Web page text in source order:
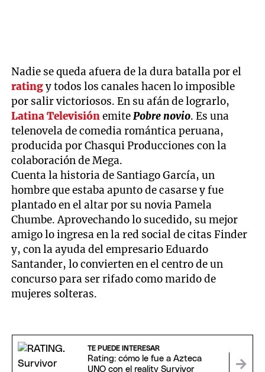
Nadie se queda afuera de la dura batalla por el
ratingy todos los canales hacen lo imposible
por salir victoriosos. En su afán de lograrlo,
LatinaTelevisiónemitePobre novio. Es una
telenovela de comedia romántica peruana,
producida por Chasqui Producciones con la
colaboración de Mega.
Cuenta la historia de Santiago García, un
hombre que estaba apunto de casarse y fue
plantado en el altar por su novia Pamela
Chumbe. Aprovechando lo sucedido, su mejor
amigo lo ingresa en la red social de citas Finder
y, con la ayuda del empresario Eduardo
Santander, lo convierten en el centro de un
concurso para ser rifado como marido de
mujeres solteras.
TE PUEDE INTERESAR
Rating: cómo le fue a Azteca
UNO con el reality Survivor